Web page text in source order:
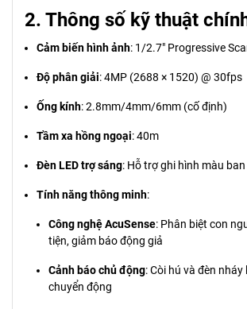
2. Thông số kỹ thuật
Cảm biến hình ảnh: 1/2.7" Progressive
Độ phân giải: 4MP (2688 × 1520) @ 30fps
Ống kính: 2.8mm/4mm/6mm (cố định)
Tầm xa hồng ngoại: 40m
Đèn LED trợ sáng: Hỗ trợ ghi hình màu
Tính năng thông minh:
Công nghệ AcuSense: Phân biệt con
tiện, giảm báo động giả
Cảnh báo chủ động: Còi hú và đèn
chuyển động